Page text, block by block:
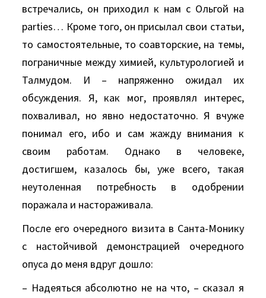
встречались, он приходил к нам с Ольгой на
parties… Кроме того, он присылал свои статьи,
то самостоятельные, то соавторские, на темы,
пограничные между химией, культурологией и
Талмудом. И – напряженно ожидал их
обсуждения. Я, как мог, проявлял интерес,
похваливал, но явно недостаточно. Я вчуже
понимал его, ибо и сам жажду внимания к
своим работам. Однако в человеке,
достигшем, казалось бы, уже всего, такая
неутоленная потребность в одобрении
поражала и настораживала.
После его очередного визита в Санта-Монику
с настойчивой демонстрацией очередного
опуса до меня вдруг дошло:
– Надеяться абсолютно не на что, – сказал я